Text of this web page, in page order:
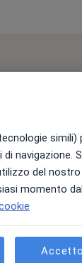
(2)
simili)
navigazione.
del
momento
Accetto